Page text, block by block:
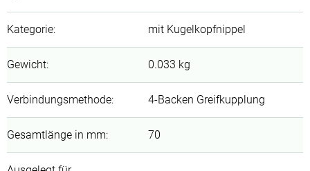
Kategorie: mit Kugelkopfnippel
Gewicht: 0.033 kg
Verbindungsmethode: 4-Backen Greifkupplung
Gesamtlänge in mm: 70